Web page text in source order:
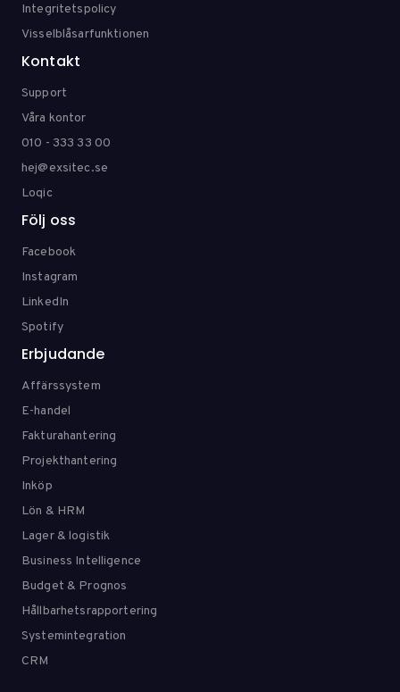
Integritetspolicy
Visselblåsarfunktionen
Kontakt
Support
Våra kontor
010 - 333 33 00
hej@exsitec.se
Loqic
Följ oss
Facebook
Instagram
LinkedIn
Spotify
Erbjudande
Affärssystem
E-handel
Fakturahantering
Projekthantering
Inköp
Lön & HRM
Lager & logistik
Business Intelligence
Budget & Prognos
Hållbarhetsrapportering
Systemintegration
CRM